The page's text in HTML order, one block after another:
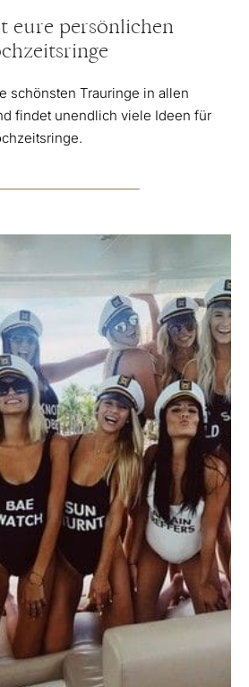
eure persönlichen
schönsten Trauringe in allen
findet unendlich viele Ideen für